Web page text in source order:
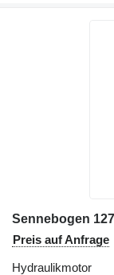
Sennebogen
Preis auf Anfrage
Hydraulikmotor